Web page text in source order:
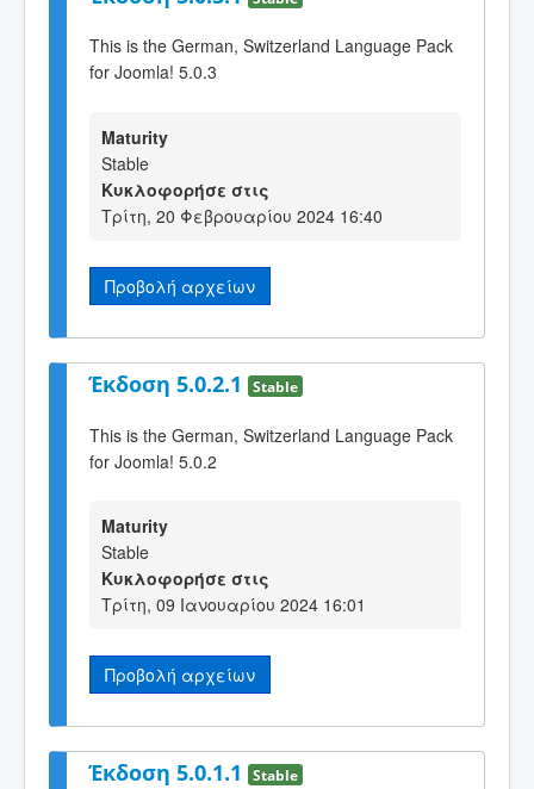
This is the German, Switzerland Language Pack
for Joomla! 5.0.3
Maturity
Stable
Κυκλοφορήσε στις
Τρίτη, 20 Φεβρουαρίου 2024 16:40
Προβολή αρχείων
Έκδοση 5.0.2.1 Stable
This is the German, Switzerland Language Pack
for Joomla! 5.0.2
Maturity
Stable
Κυκλοφορήσε στις
Τρίτη, 09 Ιανουαρίου 2024 16:01
Προβολή αρχείων
Έκδοση 5.0.1.1 Stable